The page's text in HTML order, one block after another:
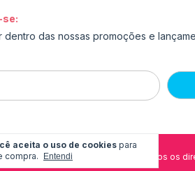
aceita o uso de cookies para
compra.
Entendi
dentro das nossas promoções e
Roya - 54173976000195 - 2026. Todos os